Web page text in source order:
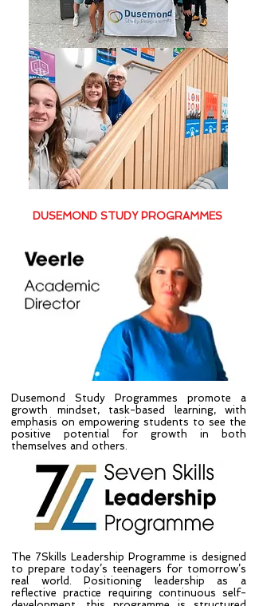
Dusemond Study Programmes promote a
growth mindset, task-based learning, with
emphasis on empowering students to see the
positive potential for growth in both
themselves and others.
The 7Skills Leadership Programme is designed
to prepare today’s teenagers for tomorrow’s
real world. Positioning leadership as a
reflective practice requiring continuous self-
DUSEMOND STUDY PROGRAMMES